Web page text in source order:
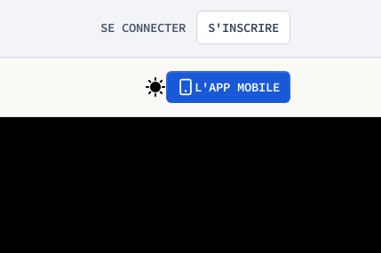
SE CONNECTER S'INSCRIRE
L'APP MOBILE